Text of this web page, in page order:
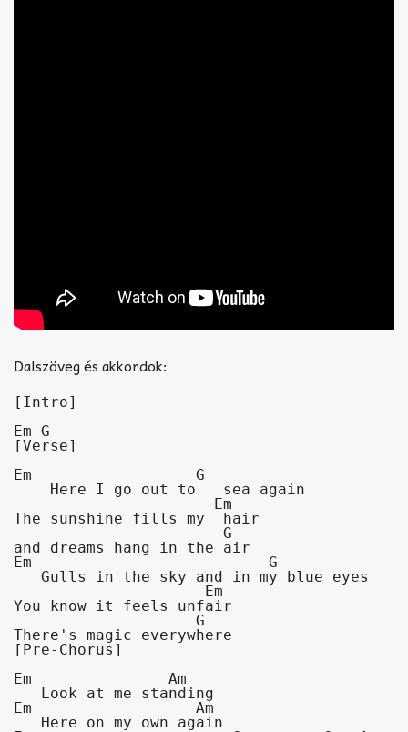
Dalszöveg és akkordok:
[Intro]
Em G
[Verse]
Em                  G
The sunshine fills my  hair
and dreams hang in the air
Em                          G
You know it feels unfair
There's magic everywhere
[Pre-Chorus]
Em               Am
Em                  Am